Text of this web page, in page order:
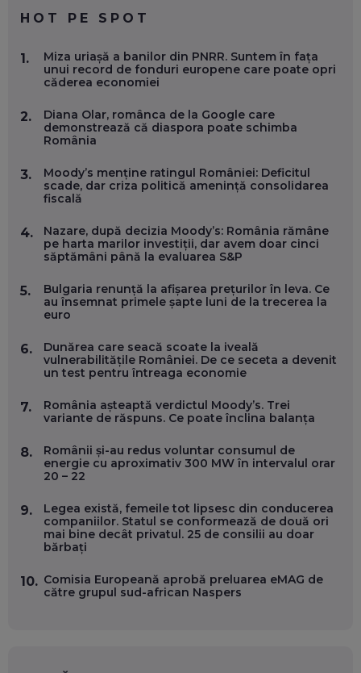
FOLOSEȘTI TEHNOLOGIA CA SĂ FII MAI BUN LA JOB. ȘI CUM
SE VA SCHIMBA MUNCA, ÎN URMĂTORII ANI
EP. 58
MARIUS PAȘCULEA, COFONDATOR AL KULTH: CUM
FOLOSEȘTI TEHNOLOGIA CA SĂ ÎȚI DESCHIZI DRUMUL
EP. 57
EFICIENT VIAȚA ONLINE. ȘI CARE SUNT PRIMII PAȘI ÎNTR-O
CARIERĂ DE „HACKER CU PERMIS”
EP. 56
DOINA VÎLCEANU, CONTENTSPEED: VREI SUCCES ONLINE?
OLIVIU MATEI, HOLISUN: SOFTWARE DE LA CLUJ PENTRU
VERTICALE FĂRĂ PĂMÂNT
EP. 54
VALENTIN VANCEA, CEO AL PATRIA BANK: AUTOMATIZĂM
PROCESE, DAR CE FACEM CÂND PICĂ BAZA DE DATE, LA
INSTITUȚIILE STATULUI?
VOICU OPREAN (AROBS): CUM CONSTRUIEȘTI O COMPANIE
GLOBALĂ, FĂRĂ SĂ PIERZI LEGĂTURA CU COMUNITATEA
EP. 52
HOT PE SPOT
1.
Miza uriașă a banilor din PNRR. Suntem în fața
unui record de fonduri europene care poate opri
căderea economiei
2.
Diana Olar, românca de la Google care
demonstrează că diaspora poate schimba
România
3.
Moody’s menține ratingul României: Deficitul
scade, dar criza politică amenință consolidarea
fiscală
4.
Nazare, după decizia Moody’s: România rămâne
pe harta marilor investiții, dar avem doar cinci
săptămâni până la evaluarea S&P
5.
Bulgaria renunță la afișarea prețurilor în leva. Ce
au însemnat primele șapte luni de la trecerea la
euro
6.
Dunărea care seacă scoate la iveală
vulnerabilitățile României. De ce seceta a devenit
un test pentru întreaga economie
7.
România așteaptă verdictul Moody’s. Trei
variante de răspuns. Ce poate înclina balanța
8.
Românii și-au redus voluntar consumul de
energie cu aproximativ 300 MW în intervalul orar
20 – 22
9.
Legea există, femeile tot lipsesc din conducerea
companiilor. Statul se conformează de două ori
mai bine decât privatul. 25 de consilii au doar
bărbați
10. Comisia Europeană aprobă preluarea eMAG de
către grupul sud-african Naspers